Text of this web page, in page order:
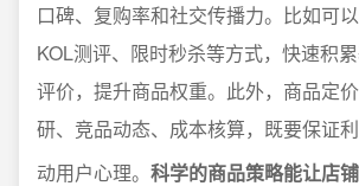
口碑、复购率和社交传播力。比如可以
KOL测评、限时秒杀等方式，快速积
评价，提升商品权重。此外，商品定
研、竞品动态、成本核算，既要保证
动用户心理。 科学的商品策略能让店